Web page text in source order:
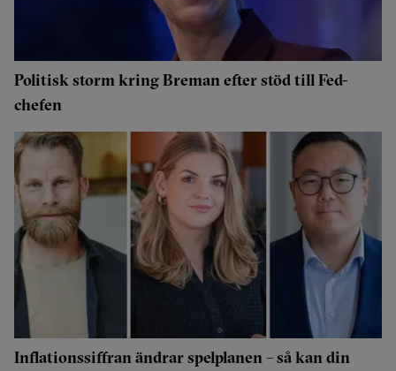
Politisk storm kring Breman efter stöd till Fed-
chefen
Inflationssiffran ändrar spelplanen – så kan din